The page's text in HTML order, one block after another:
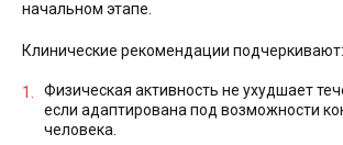
начальном этапе.
Клинические рекомендации подчеркивают:
Физическая активность не ухудшает
если адаптирована под возможности
человека.